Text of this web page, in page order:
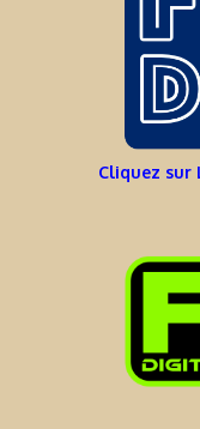
Cliquez sur